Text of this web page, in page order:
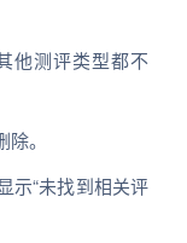
他测评类型都不
。
示“未找到相关评